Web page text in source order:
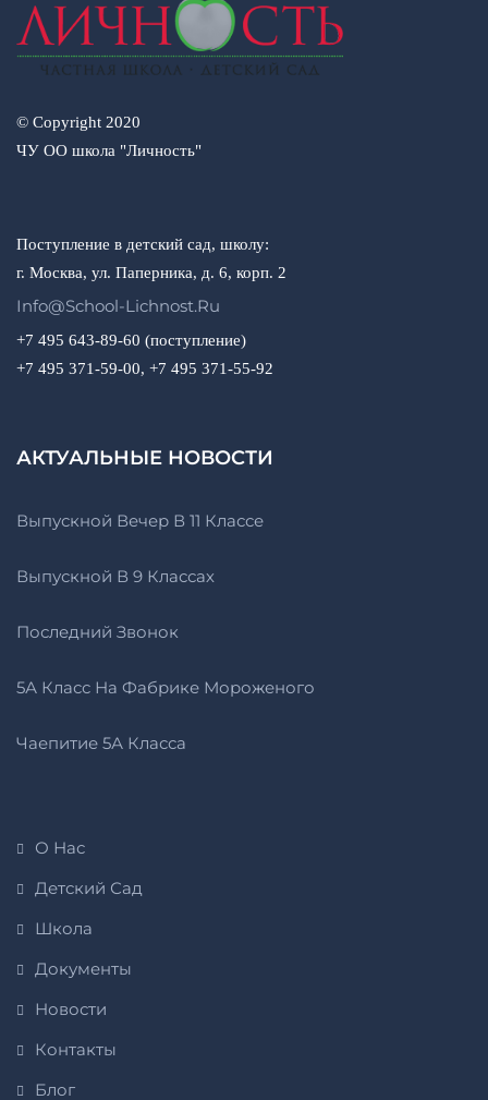
© Copyright 2020
ЧУ ОО школа "Личность"
Поступление в детский сад, школу:
г. Москва, ул. Паперника, д. 6, корп. 2
Info@school-Lichnost.ru
+7 495 643-89-60 (поступление)
+7 495 371-59-00, +7 495 371-55-92
АКТУАЛЬНЫЕ НОВОСТИ
Выпускной Вечер В 11 Классе
Выпускной В 9 Классах
Последний Звонок
5А Класс На Фабрике Мороженого
Чаепитие 5А Класса
О Нас
Детский Сад
Школа
Документы
Новости
Контакты
Блог